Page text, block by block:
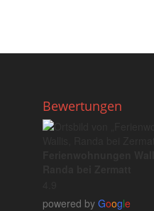
Bewertungen
powered by Google